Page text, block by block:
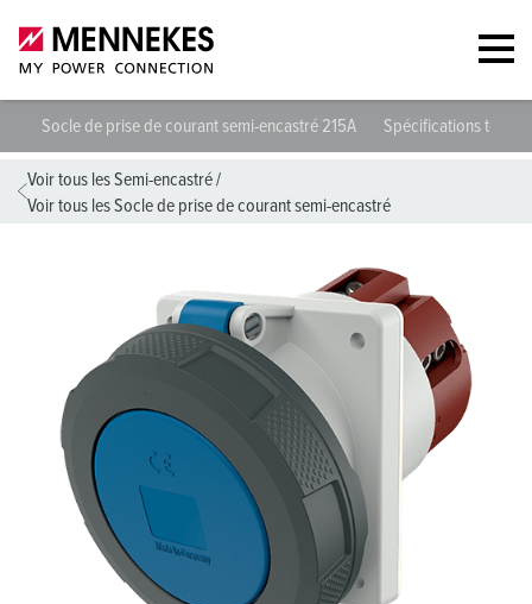
Socle de prise de courant semi-encastré 215A Spécifications
Voir tous les Semi-encastré/
Voir tous les Socle de prise de courant semi-encastré